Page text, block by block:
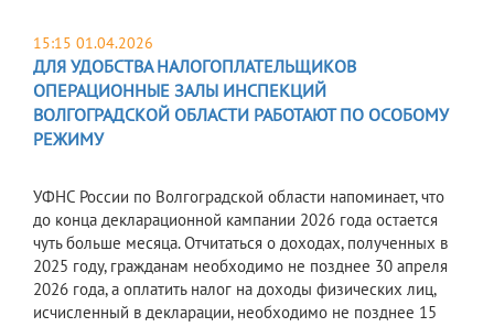
15:15 01.04.2026
ДЛЯ УДОБСТВА НАЛОГОПЛАТЕЛЬЩИКОВ
ОПЕРАЦИОННЫЕ ЗАЛЫ ИНСПЕКЦИЙ
ВОЛГОГРАДСКОЙ ОБЛАСТИ РАБОТАЮТ ПО ОСОБОМУ
РЕЖИМУ
УФНС России по Волгоградской области напоминает, что
до конца декларационной кампании 2026 года остается
чуть больше месяца. Отчитаться о доходах, полученных в
2025 году, гражданам необходимо не позднее 30 апреля
2026 года, а оплатить налог на доходы физических лиц,
исчисленный в декларации, необходимо не позднее 15